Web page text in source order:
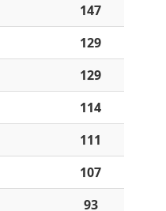
147
129
129
114
111
107
93